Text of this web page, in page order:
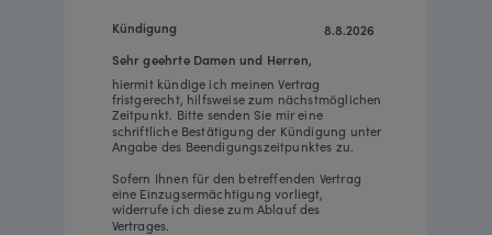
8.8.2026
hiermit kündige ich meinen Vertrag
fristgerecht, hilfsweise zum nächstmöglichen
Zeitpunkt. Bitte senden Sie mir eine
schriftliche Bestätigung der Kündigung unter
Angabe des Beendigungszeitpunktes zu.
Sofern Ihnen für den betreffenden Vertrag
eine Einzugsermächtigung vorliegt,
widerrufe ich diese zum Ablauf des
Vertrages.
Sehr geehrte Damen und Herren,
Kündigung